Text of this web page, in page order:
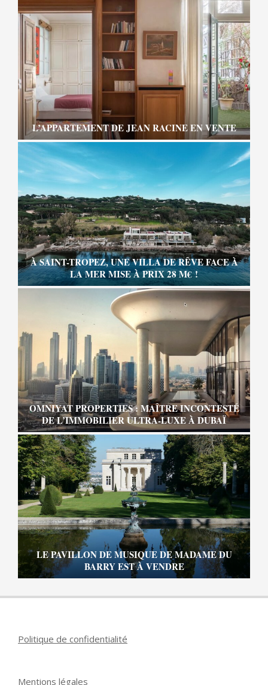
L’APPARTEMENT DE JEAN RACINE EN VENTE
À SAINT-TROPEZ, UNE VILLA DE RÊVE FACE À
LA MER MISE À PRIX 28 M€ !
OMNIYAT PROPERTIES : MAÎTRE INCONTESTÉ
DE L’IMMOBILIER ULTRA-LUXE À DUBAÏ
LE PAVILLON DE MUSIQUE DE MADAME DU
BARRY EST À VENDRE
Politique de confidentialité
Mentions légales